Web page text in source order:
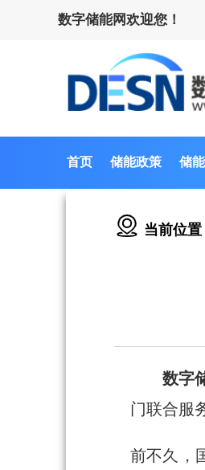
数字储能网欢迎您！
首页 储能政策 储
当前位置
数字
门联合服
前不久，